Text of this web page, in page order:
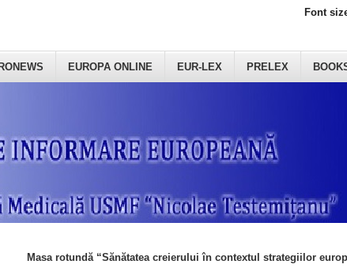
EUROPA ONLINE EUR-LEX PRELEX
Font
Masa rotundă “Sănătatea creierului în contextul strategiilor